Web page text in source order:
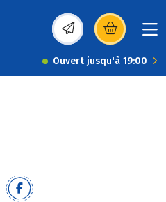
(s’ouvre dans une
Ouvert jusqu'à 19:00